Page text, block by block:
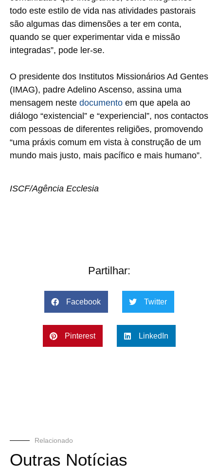
todo este estilo de vida nas atividades pastorais
são algumas das dimensões a ter em conta,
quando se quer experimentar vida e missão
integradas”, pode ler-se.
O presidente dos Institutos Missionários Ad Gentes
(IMAG), padre Adelino Ascenso, assina uma
mensagem neste documento em que apela ao
diálogo “existencial” e “experiencial”, nos contactos
com pessoas de diferentes religiões, promovendo
“uma práxis comum em vista à construção de um
mundo mais justo, mais pacífico e mais humano”.
ISCF/Agência Ecclesia
Partilhar:
Facebook Twitter
Pinterest LinkedIn
Relacionado
Outras Notícias